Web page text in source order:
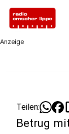
Anzeige
Teilen:
Betrug